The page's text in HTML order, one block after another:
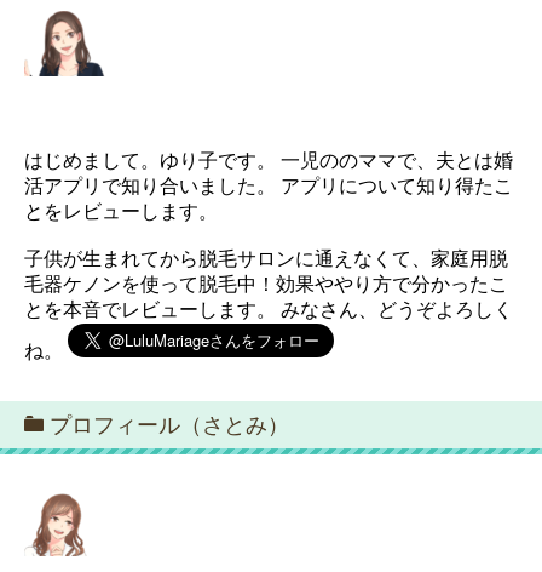
はじめまして。ゆり子です。 一児ののママで、夫とは婚
活アプリで知り合いました。 アプリについて知り得たこ
とをレビューします。
子供が生まれてから脱毛サロンに通えなくて、家庭用脱
毛器ケノンを使って脱毛中！効果ややり方で分かったこ
とを本音でレビューします。 みなさん、どうぞよろしく
ね。
プロフィール（さとみ）